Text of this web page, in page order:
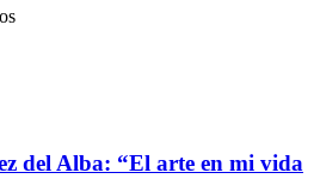
del Alba: “El arte en mi vida